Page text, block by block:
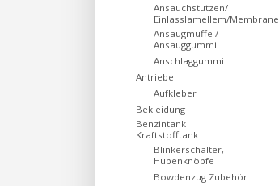
Ansauchstutzen/
Einlasslamellem/Membrane
Ansaugmuffe /
Ansauggummi
Anschlaggummi
Antriebe
Aufkleber
Bekleidung
Benzintank
Kraftstofftank
Blinkerschalter,
Hupenknöpfe
Bowdenzug Zubehör